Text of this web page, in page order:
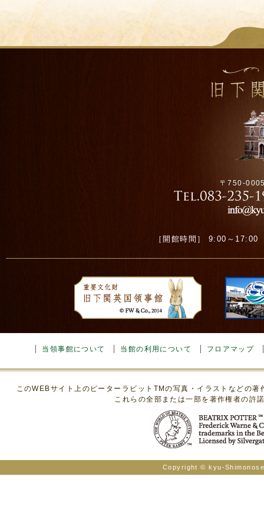
〒750-
［開館時間］ 9:00～
当領事館について 当館の利用について フロアマップ
このWEBサイト上のピーターラビットTMの写真・イラストなどの
これらの全部または一部を著作権者の許
Copyright © kyu-